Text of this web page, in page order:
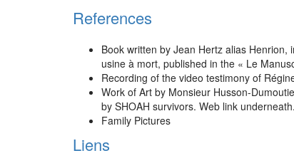
References
Book written by Jean Hertz alias
usine à mort, published in the « Le
Recording of the video testimony of
Work of Art by Monsieur Husson-
by SHOAH survivors. Web link underneath.
Family Pictures
Liens